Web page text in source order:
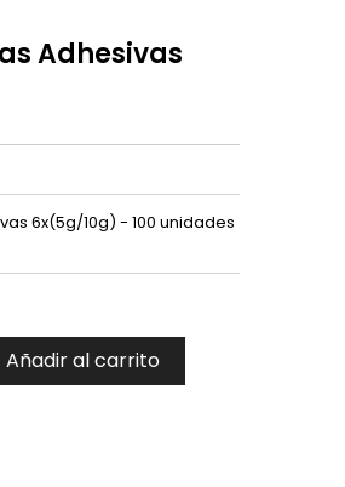
Adhesivas
6x(5g/10g) - 100 unidades
Añadir al carrito